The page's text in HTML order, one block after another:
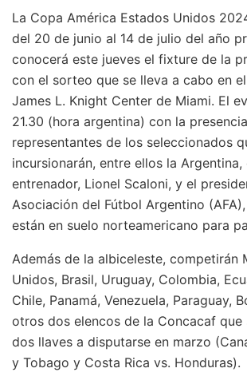
La Copa América Estados Unidos
del 20 de junio al 14 de julio del año
conocerá este jueves el fixture de la
con el sorteo que se lleva a cabo en
James L. Knight Center de Miami. El
21.30 (hora argentina) con la
representantes de los seleccionados
incursionarán, entre ellos la Argentina,
entrenador, Lionel Scaloni, y el
Asociación del Fútbol Argentino
están en suelo norteamericano para
Además de la albiceleste, competirán
Unidos, Brasil, Uruguay, Colombia,
Chile, Panamá, Venezuela, Paraguay,
otros dos elencos de la Concacaf que
dos llaves a disputarse en marzo
y Tobago y Costa Rica vs. Honduras).